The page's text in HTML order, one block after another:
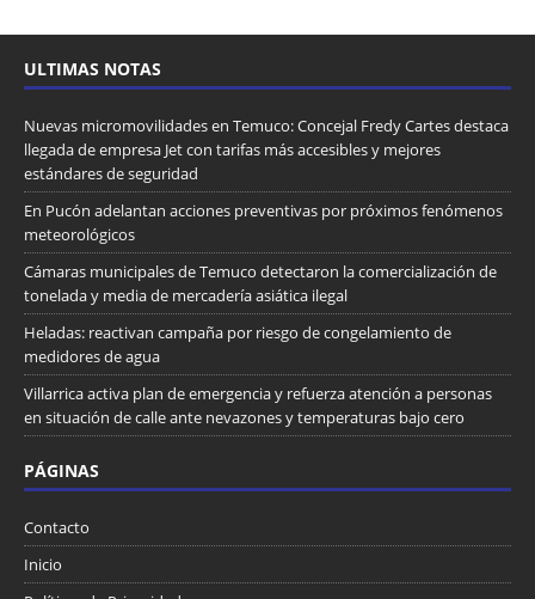
ULTIMAS NOTAS
Nuevas micromovilidades en Temuco: Concejal Fredy Cartes destaca
llegada de empresa Jet con tarifas más accesibles y mejores
estándares de seguridad
En Pucón adelantan acciones preventivas por próximos fenómenos
meteorológicos
Cámaras municipales de Temuco detectaron la comercialización de
tonelada y media de mercadería asiática ilegal
Heladas: reactivan campaña por riesgo de congelamiento de
medidores de agua
Villarrica activa plan de emergencia y refuerza atención a personas
en situación de calle ante nevazones y temperaturas bajo cero
PÁGINAS
Contacto
Inicio